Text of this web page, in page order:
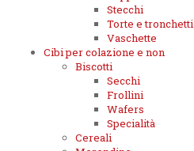
Stecchi
Torte e tronchetti
Vaschette
Cibi per colazione e non
Biscotti
Secchi
Frollini
Wafers
Specialità
Cereali